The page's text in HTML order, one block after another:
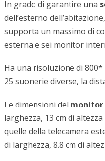
In grado di garantire una
dell’esterno
supporta un massimo di
esterna e sei monitor
Ha una risoluzione di 800*
25 suonerie diverse, la
Le dimensioni del
larghezza, 13 cm di
quelle della telecamera
di larghezza, 8.8 cm di